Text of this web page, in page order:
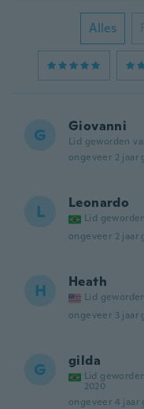
Alles
G Giovanni
Lid geworden
ongeveer 2 jaar
L Leonardo
Lid
ongeveer 2 jaar
H Heath
Lid
ongeveer 3 jaar
G gilda
Lid
2020
ongeveer 4 jaar